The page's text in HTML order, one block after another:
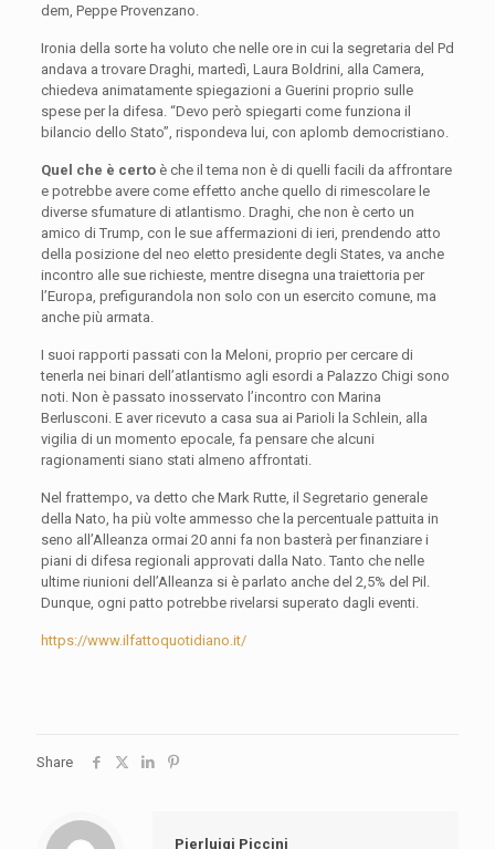
dem, Peppe Provenzano.
Ironia della sorte ha voluto che nelle ore in cui la segretaria del Pd
andava a trovare Draghi, martedì, Laura Boldrini, alla Camera,
chiedeva animatamente spiegazioni a Guerini proprio sulle
spese per la difesa. “Devo però spiegarti come funziona il
bilancio dello Stato”, rispondeva lui, con aplomb democristiano.
Quel che è certoè che il tema non è di quelli facili da affrontare
e potrebbe avere come effetto anche quello di rimescolare le
diverse sfumature di atlantismo. Draghi, che non è certo un
amico di Trump, con le sue affermazioni di ieri, prendendo atto
della posizione del neo eletto presidente degli States, va anche
incontro alle sue richieste, mentre disegna una traiettoria per
l’Europa, prefigurandola non solo con un esercito comune, ma
anche più armata.
I suoi rapporti passati con la Meloni, proprio per cercare di
tenerla nei binari dell’atlantismo agli esordi a Palazzo Chigi sono
noti. Non è passato inosservato l’incontro con Marina
Berlusconi. E aver ricevuto a casa sua ai Parioli la Schlein, alla
vigilia di un momento epocale, fa pensare che alcuni
ragionamenti siano stati almeno affrontati.
Nel frattempo, va detto che Mark Rutte, il Segretario generale
della Nato, ha più volte ammesso che la percentuale pattuita in
seno all’Alleanza ormai 20 anni fa non basterà per finanziare i
piani di difesa regionali approvati dalla Nato. Tanto che nelle
ultime riunioni dell’Alleanza si è parlato anche del 2,5% del Pil.
Dunque, ogni patto potrebbe rivelarsi superato dagli eventi.
https://www.ilfattoquotidiano.it/
Share
Pierluigi Piccini